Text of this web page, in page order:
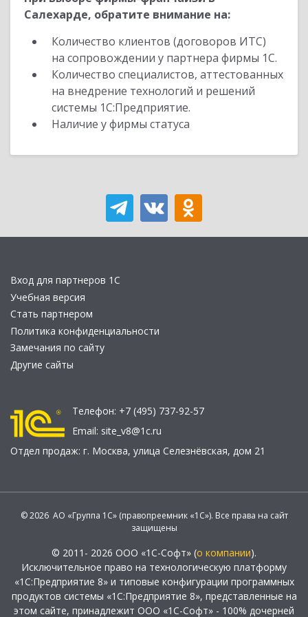
Салехарде, обратите внимание на:
Количество клиентов (договоров ИТС)
на сопровождении у партнера фирмы 1С.
Количество специалистов, аттестованных
на внедрение технологий и решений
системы 1С:Предприятие.
Наличие у фирмы статуса
Вход для партнеров 1С
Учебная версия
Стать партнером
Политика конфиденциальности
Замечания по сайту
Другие сайты
Телефон: +7 (495) 737-92-57
Email: site_v8@1c.ru
Отдел продаж: г. Москва, улица Селезнёвская, дом 21
© 2026 АО «Группа 1С» (правопреемник «1С»). Все права на сайт
защищены
© 2011- 2026 ООО «1С-Софт» (о компании).
Исключительное право на технологическую платформу
«1С:Предприятие 8» и типовые конфигурации программных
продуктов системы «1С:Предприятие 8», представленные на
этом сайте, принадлежит ООО «1С-Софт» - 100% дочерней